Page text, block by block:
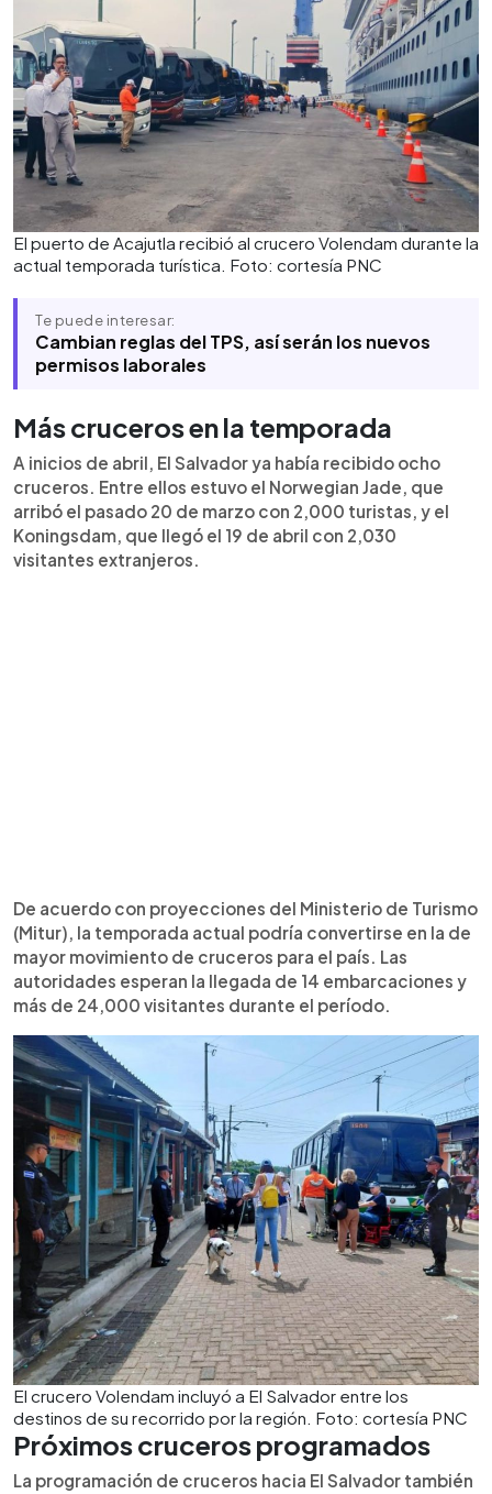
El puerto de Acajutla recibió al crucero Volendam durante la
actual temporada turística. Foto: cortesía PNC
Te puede interesar:
Cambian reglas del TPS, así serán los nuevos
permisos laborales
Más cruceros en la temporada
A inicios de abril, El Salvador ya había recibido ocho
cruceros. Entre ellos estuvo el Norwegian Jade, que
arribó el pasado 20 de marzo con 2,000 turistas, y el
Koningsdam, que llegó el 19 de abril con 2,030
visitantes extranjeros.
De acuerdo con proyecciones del Ministerio de Turismo
(Mitur), la temporada actual podría convertirse en la de
mayor movimiento de cruceros para el país. Las
autoridades esperan la llegada de 14 embarcaciones y
más de 24,000 visitantes durante el período.
El crucero Volendam incluyó a El Salvador entre los
destinos de su recorrido por la región. Foto: cortesía PNC
Próximos cruceros programados
La programación de cruceros hacia El Salvador también